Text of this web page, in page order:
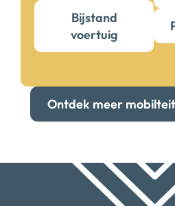
Bijstand
voertuig
Ontdek meer